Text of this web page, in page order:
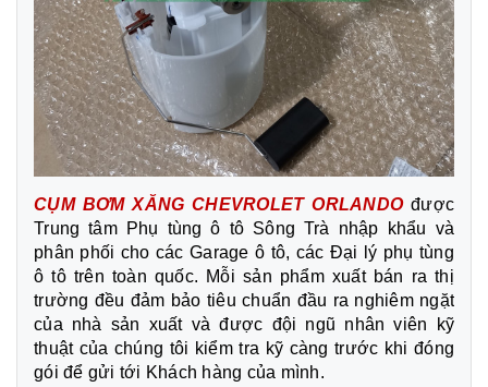
CỤM BƠM XĂNG CHEVROLET ORLANDO được
Trung tâm Phụ tùng ô tô Sông Trà nhập khẩu và
phân phối cho các Garage ô tô, các Đại lý phụ tùng
ô tô trên toàn quốc. Mỗi sản phẩm xuất bán ra thị
trường đều đảm bảo tiêu chuẩn đầu ra nghiêm ngặt
của nhà sản xuất và được đội ngũ nhân viên kỹ
thuật của chúng tôi kiểm tra kỹ càng trước khi đóng
gói để gửi tới Khách hàng của mình.